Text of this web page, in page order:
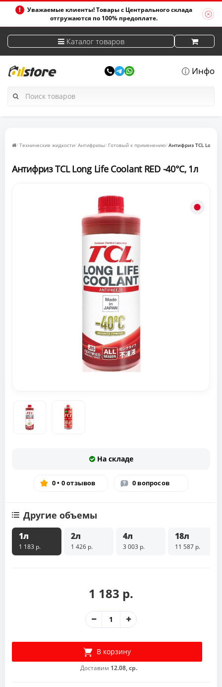
Уважаемые клиенты! Товары с Центрального склада
отгружаются по 100% предоплате.
Каталог товаров
Инфо
Технические жидкости Антифризы Готовый к применению Антифриз TCL Long
Антифриз TCL Long Life Coolant RED -40°C, 1л
На складе
0 • 0 отзывов 0 вопросов
Другие объемы
1л
1 183 р.
2л
1 426 р.
4л
3 003 р.
18л
11 587 р.
1 183 р.
В корзину
Доставим 12.08, ср.